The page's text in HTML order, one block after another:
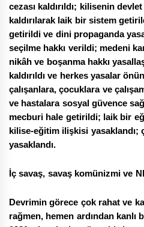
cezası kaldırıldı; kilisenin
kaldırılarak laik bir sistem
getirildi ve dini propaganda
seçilme hakkı verildi; medeni
nikâh ve boşanma hakkı
kaldırıldı ve herkes yasalar
çalışanlara, çocuklara ve
ve hastalara sosyal güvence
mecburi hale getirildi; laik bir
kilise-eğitim ilişkisi yasaklandı;
yasaklandı.
İç savaş, savaş komünizmi ve
Devrimin görece çok rahat ve
rağmen, hemen ardından